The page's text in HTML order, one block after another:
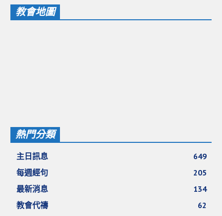
基督教今日報
教會地圖
熱門分類
主日訊息
649
每週經句
205
最新消息
134
教會代禱
62